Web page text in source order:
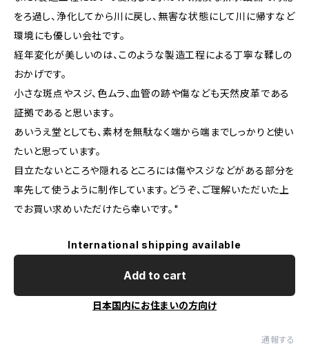
をろ過し、浄化してから川に戻し、無害な状態にして川に帰すなど
環境にも優しい会社です。
経年変化が美しいのは、このような製造工程による丁寧な鞣しの
おかげです。
小さな斑点やスジ、色ムラ、血管の跡や傷なども天然皮革である
証拠であると思います。
あいうえ堂としても、素材を無駄なく端から端までしっかりと使い
たいと思っています。
目立たないところや隠れるところには傷やスジなどがある部分を
率先して使うように制作しています。どうぞ、ご理解いただいた上
でお買い求めいただけたら幸いです。"
International shipping available
Add to cart
日本国内にお住まいの方向け
通報する